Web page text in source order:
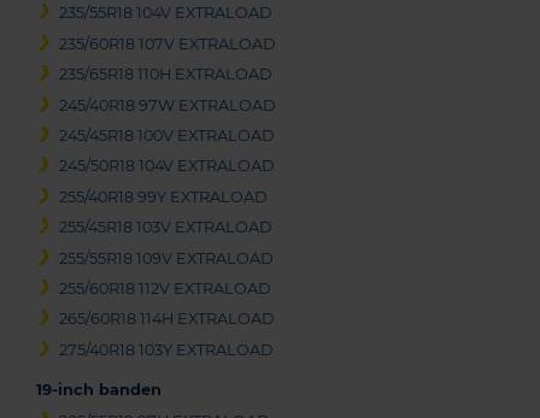
235/55R18 104V EXTRALOAD
235/60R18 107V EXTRALOAD
235/65R18 110H EXTRALOAD
245/40R18 97W EXTRALOAD
245/45R18 100V EXTRALOAD
245/50R18 104V EXTRALOAD
255/40R18 99Y EXTRALOAD
255/45R18 103V EXTRALOAD
255/55R18 109V EXTRALOAD
255/60R18 112V EXTRALOAD
265/60R18 114H EXTRALOAD
275/40R18 103Y EXTRALOAD
19-inch banden